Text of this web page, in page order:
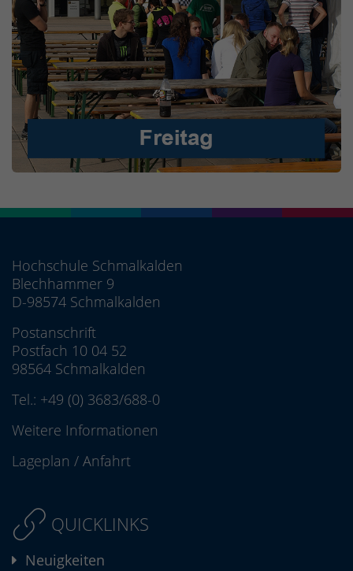
Hochschule Schmalkalden
Blechhammer 9
D-98574 Schmalkalden
Postanschrift
Postfach 10 04 52
98564 Schmalkalden
Tel.: +49 (0) 3683/688-0
Weitere Informationen
Lageplan / Anfahrt
QUICKLINKS
Neuigkeiten